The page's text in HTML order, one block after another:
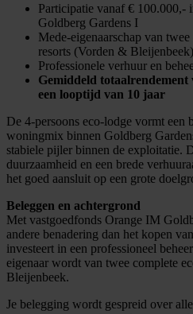
Participatie vanaf € 100.000,-
Goldberg Gardens I
Mede-eigenaarschap van twee
resorts (Vorden & Bleijenbeek)
Professionele verhuur en
Gemiddeld
een looptijd van 10 jaar
De 4-persoons eco-lodge vormt een
woningmix binnen Goldberg
stabiele pijler binnen de exploitatie.
duurzaamheid en een brede
het goed aansluit op een grote
Beleggen en achtergrond
Met vastgoedfonds Orange IM
andere benadering dan het kopen
investeert in een professioneel
eigenaar wordt van twee complete
Bleijenbeek.
Je belegging wordt gespreid over